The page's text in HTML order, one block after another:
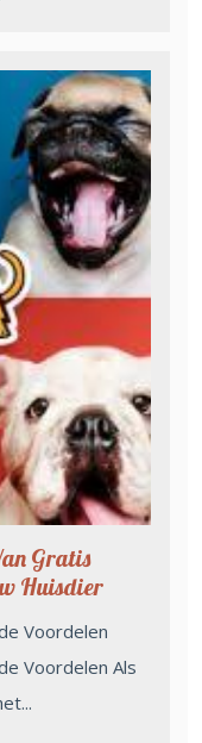
Gratis
Huisdier
Voordelen
Voordelen Als